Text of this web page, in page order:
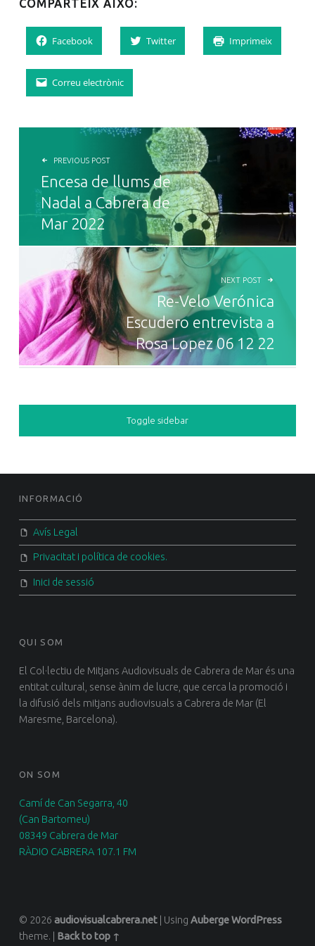
COMPARTEIX AIXÒ:
Facebook Twitter Imprimeix
Correu electrònic
NAVEGACIÓ D'ENTRADES
PREVIOUS POST
Encesa de llums de
Nadal a Cabrera de
Mar 2022
NEXT POST
Re-Velo Verónica
Escudero entrevista a
Rosa Lopez 06 12 22
SIDEBAR
Toggle sidebar
FOOTER SIDEBAR
INFORMACIÓ
Avís Legal
Privacitat i política de cookies.
Inici de sessió
QUI SOM
El Col·lectiu de Mitjans Audiovisuals de Cabrera de Mar és una
entitat cultural, sense ànim de lucre, que cerca la promoció i
la difusió dels mitjans audiovisuals a Cabrera de Mar (El
Maresme, Barcelona).
ON SOM
Camí de Can Segarra, 40
(Can Bartomeu)
08349 Cabrera de Mar
RÀDIO CABRERA 107.1 FM
© 2026 audiovisualcabrera.net Using AubergeWordPress
theme.
Back to top ↑